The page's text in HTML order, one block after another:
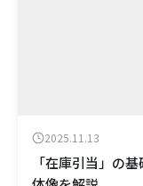
2025.11.13
「在庫引当」の